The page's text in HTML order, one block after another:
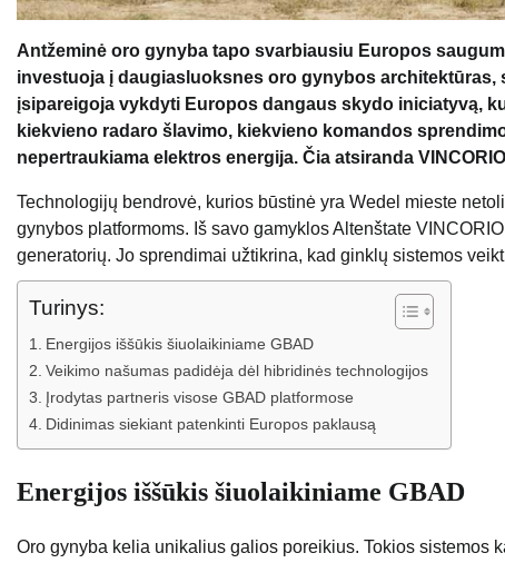
Antžeminė oro gynyba tapo svarbiausiu Europos
investuoja į daugiasluoksnes oro gynybos architektūras,
įsipareigoja vykdyti Europos dangaus skydo iniciatyvą,
kiekvieno radaro šlavimo, kiekvieno komandos
nepertraukiama elektros energija. Čia atsiranda
Technologijų bendrovė, kurios būstinė yra Wedel mieste
gynybos platformoms. Iš savo gamyklos Altenštate
generatorių. Jo sprendimai užtikrina, kad ginklų sistemos
Turinys:
Energijos iššūkis šiuolaikiniame GBAD
Veikimo našumas padidėja dėl hibridinės technologijos
Įrodytas partneris visose GBAD platformose
Didinimas siekiant patenkinti Europos paklausą
Energijos iššūkis šiuolaikiniame GBAD
Oro gynyba kelia unikalius galios poreikius. Tokios sistemos